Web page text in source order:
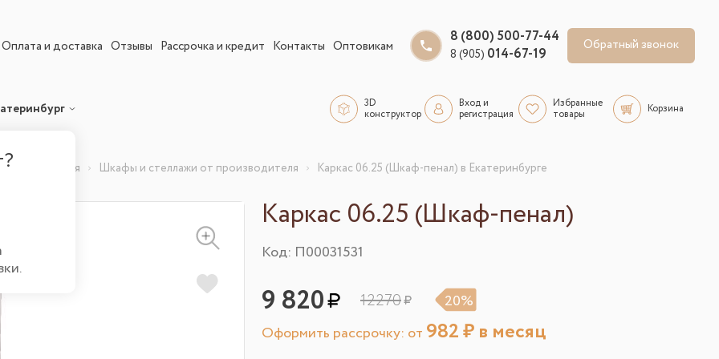
Оплата и доставка Отзывы Рассрочка и кредит Контакты Оптовикам
8 (800) 500-77-44
8 (905) 014-67-19 Обратный звонок
3D
конструктор
Вход и
регистрация
Избранные
товары
Корзина
Шкафы и стеллажи от производителя Каркас 06.25 (Шкаф-пенал) в Екатеринбурге
Каркас 06.25 (Шкаф-пенал)
Код: П00031531
9 820 12270
20%
Оформить рассрочку: от 982₽ в месяц